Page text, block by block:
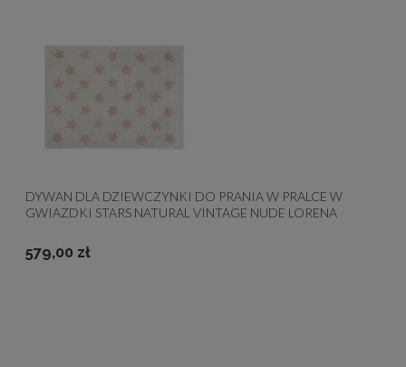
DYWAN DLA DZIEWCZYNKI DO PRANIA W PRALCE W
GWIAZDKI STARS NATURAL VINTAGE NUDE LORENA
579,00 zł